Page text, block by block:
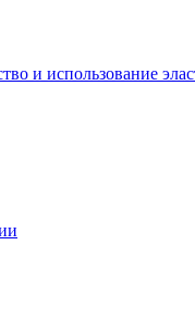
и использование